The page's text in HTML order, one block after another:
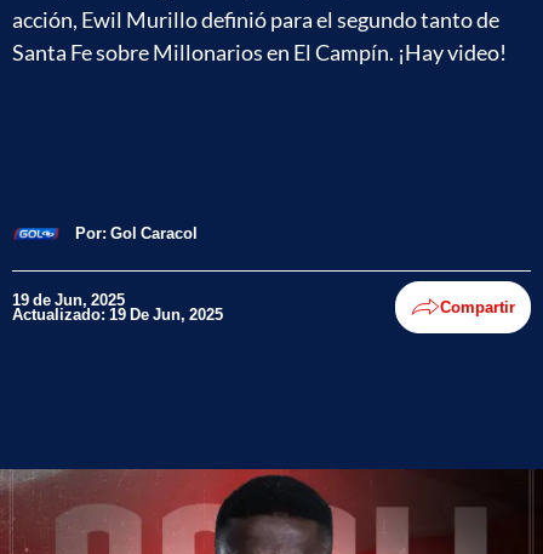
acción, Ewil Murillo definió para el segundo tanto de
Santa Fe sobre Millonarios en El Campín. ¡Hay video!
Por: Gol Caracol
19 de Jun, 2025
Actualizado: 19 De Jun, 2025 Compartir